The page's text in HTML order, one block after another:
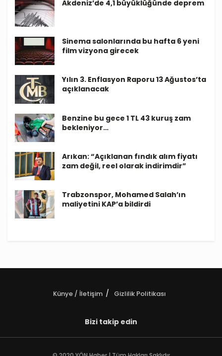
Akdeniz’de 4,1 büyüklüğünde deprem
Sinema salonlarında bu hafta 6 yeni
film vizyona girecek
Yılın 3. Enflasyon Raporu 13 Ağustos’ta
açıklanacak
Benzine bu gece 1 TL 43 kuruş zam
bekleniyor…
Arıkan: “Açıklanan fındık alım fiyatı
zam değil, reel olarak indirimdir”
Trabzonspor, Mohamed Salah’ın
maliyetini KAP’a bildirdi
Künye / İletişim Gizlilik Politikası
Bizi takip edin